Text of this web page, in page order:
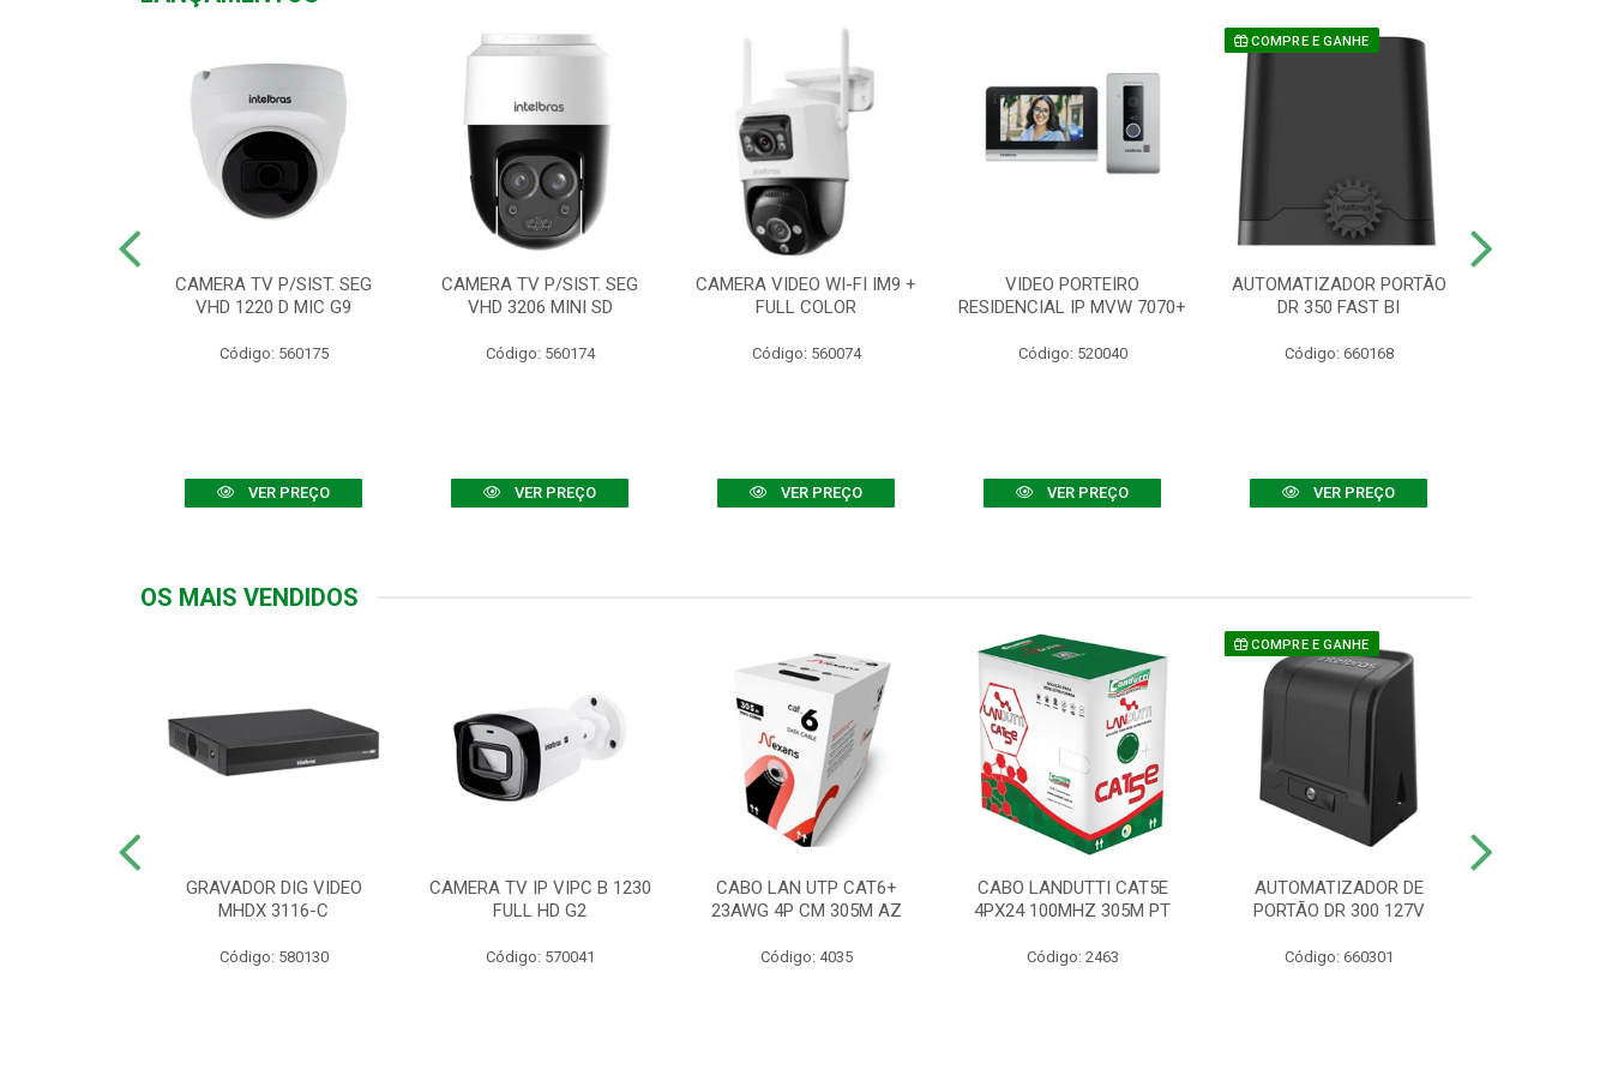
CAMERA TV P/SIST. SEG
VHD 1220 D MIC G9
Código: 560175
VER PREÇO
CAMERA TV P/SIST. SEG
VHD 3206 MINI SD
Código: 560174
VER PREÇO
CAMERA VIDEO WI-FI IM9 +
FULL COLOR
Código: 560074
VER PREÇO
VIDEO PORTEIRO
RESIDENCIAL IP MVW 7070+
Código: 520040
VER PREÇO
COMPRE E GANHE
AUTOMATIZADOR PORTÃO
DR 350 FAST BI
Código: 660168
VER PREÇO
OS MAIS VENDIDOS
GRAVADOR DIG VIDEO
MHDX 3116-C
Código: 580130
CAMERA TV IP VIPC B 1230
FULL HD G2
Código: 570041
CABO LAN UTP CAT6+
23AWG 4P CM 305M AZ
Código: 4035
CABO LANDUTTI CAT5E
4PX24 100MHZ 305M PT
Código: 2463
COMPRE E GANHE
AUTOMATIZADOR DE
PORTÃO DR 300 127V
Código: 660301